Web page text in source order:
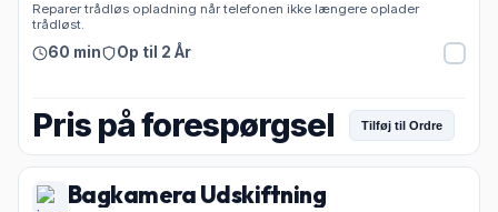
Reparer trådløs opladning når telefonen ikke længere oplader
trådløst.
60 min Op til 2 År
Pris på forespørgsel Tilføj til Ordre
Bagkamera Udskiftning